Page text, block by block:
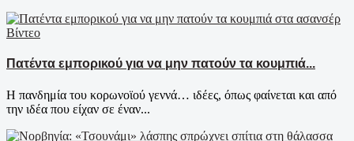
Βίντεο
Πατέντα εμπορικού για να μην πατούν τα κουμπιά...
Η πανδημία του κορωνοϊού γεννά… ιδέες, όπως φαίνεται και από
την ιδέα που είχαν σε έναν...